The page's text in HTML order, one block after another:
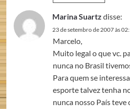
Marina Suartz disse:
23 de setembro de 2007 às
Marcelo,
Muito legal o que vc.
nunca no Brasil
Para quem se
esporte talvez tenha
nunca nosso País teve